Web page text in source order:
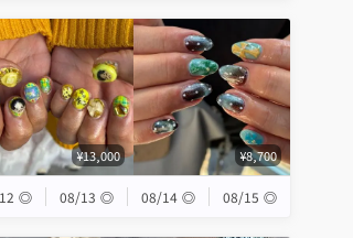
¥13,000 ¥8,700
◎ 08/13 ◎ 08/14 ◎ 08/15 ◎